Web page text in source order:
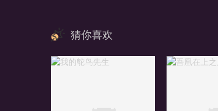
猜你喜欢